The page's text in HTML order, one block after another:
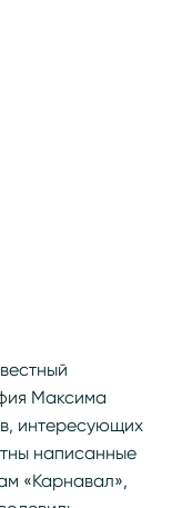
Максима
интересующих
написанные
«Карнавал»,